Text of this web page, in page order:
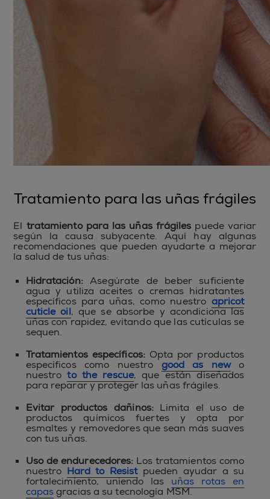
Tratamiento para las uñas frágiles
El tratamiento para las uñas frágiles puede variar
según la causa subyacente. Aquí hay algunas
recomendaciones que pueden ayudarte a mejorar
la salud de tus uñas:
Hidratación:Asegúrate de beber suficiente
agua y utiliza aceites o cremas hidratantes
específicos para uñas, como nuestro apricot
cuticle oil, que se absorbe y acondiciona las
uñas con rapidez, evitando que las cutículas se
sequen.
Tratamientos específicos: Opta por productos
específicos como nuestro good as newo
nuestroto the rescue, que están diseñados
para reparar y proteger las uñas frágiles.
Evitar productos dañinos:Limita el uso de
productos químicos fuertes y opta por
esmaltes y removedores que sean más suaves
con tus uñas.
Uso de endurecedores: Los tratamientos como
nuestro Hard to Resistpueden ayudar a su
fortalecimiento, uniendo las uñas rotas en
capasgracias a su tecnología MSM.